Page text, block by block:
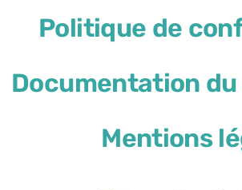
Politique de
Documentation
Mentions
quelques
web ou